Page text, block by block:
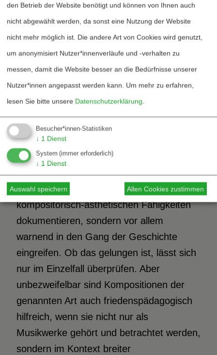
Darstellung des Friedens im engeren
Sinne des Begriffes taten sich und tun sich
Komponist*innen schwer, früher nicht
anders als heute. Dieser Sachverhalt ist
kein anderer als in Geistes- und
Sozialwissenschaften, einschließlich der
Komponist*innen haben sich mit diesen
friedenspolitischen Konstellationen
auseinandergesetzt, und natürlich wollten
sie dabei in aller Regel nicht nur ihre
kompositorisch-ästhetischen Fähigkeiten
dokumentieren, sondern vor allem
warnend in den Gang der Geschichte
eingreifen. Ob das gelungen ist, lässt sich
nur im Einzelfall überprüfen. Aber
unbezweifelbar sind Kompositionen der
genannten Art auch friedenspädagogisch
hilfreich, wenn sie nicht nur als
Musikwerke gehört und betrachtet werden,
sondern im Kontext breiter
den Betrieb der Website benötigt und können von Ihnen auch
nicht abgewählt werden, da sonst eine Nutzung der Website
nicht mehr möglich ist. Die andere Art von Cookies wird genutzt,
um anonymisiert Nutzer*innenverläufe und -verhalten zu
messen, damit die Website besser an die Bedürfnisse unserer
Nutzer*innen angepasst werden kann. Um mehr zu erfahren,
lesen Sie bitte unsere Datenschutzerklärung.
Besucher*innen-Statistiken
↓ 1 Dienst
System (immer erforderlich)
↓ 1 Dienst
Auswahl speichern Allen Cookies zustimmen